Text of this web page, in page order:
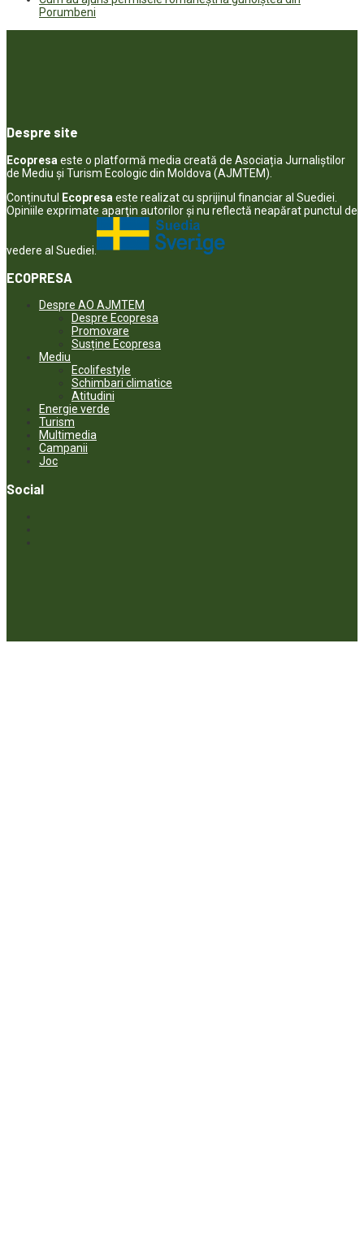
Porumbeni
Despre site
Ecopresa este o platformă media creată de Asociația Jurnaliștilor
de Mediu și Turism Ecologic din Moldova (AJMTEM).
Conținutul Ecopresa este realizat cu sprijinul financiar al Suediei.
Opiniile exprimate aparţin autorilor şi nu reflectă neapărat punctul de
vedere al Suediei.
ECOPRESA
Despre AO AJMTEM
Despre Ecopresa
Promovare
Susține Ecopresa
Mediu
Ecolifestyle
Schimbari climatice
Atitudini
Energie verde
Turism
Multimedia
Campanii
Joc
Social